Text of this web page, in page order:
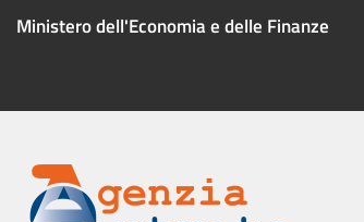
Ministero dell'Economia e delle Finanze
Menu
servizio